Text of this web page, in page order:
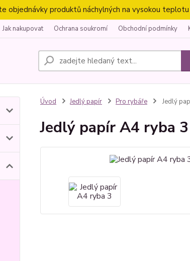
objednávky produktů náchylných na vysokou
Jak nakupovat Ochrana soukromí Obchodní podmínky
Úvod Jedlý papír Pro rybáře Jedlý
Jedlý papír A4 ryba 3